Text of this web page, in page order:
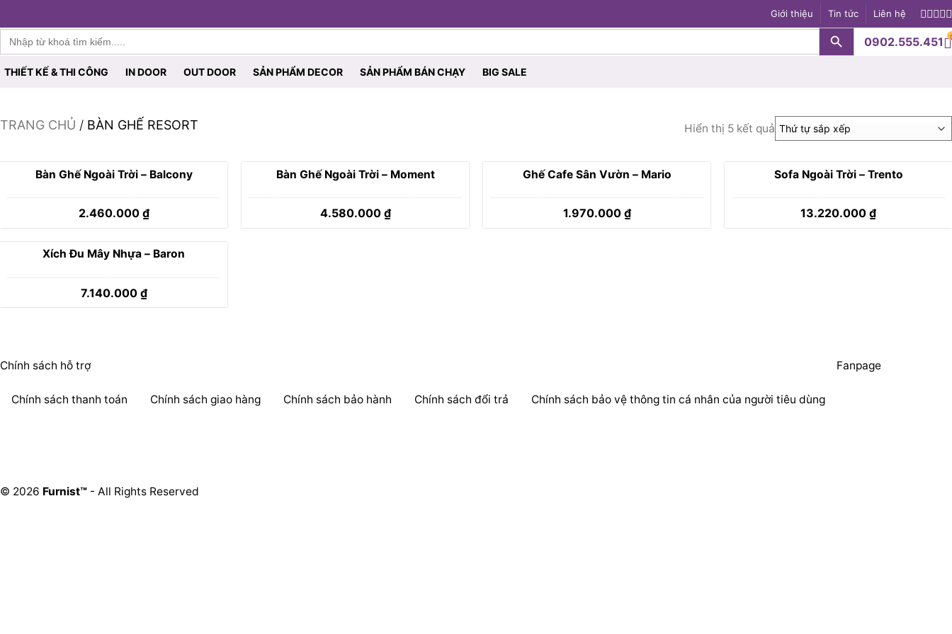
Giới thiệu Tin tức Liên hệ
Search
for:
Search Button
0902.555.4510
THIẾT KẾ & THI CÔNG IN DOOR OUT DOOR SẢN PHẨM DECOR SẢN PHẨM BÁN CHẠY BIG SALE
TRANG CHỦ BÀN GHẾ RESORT Hiển thị 5 kết quả
Bàn Ghế Ngoài Trời – Balcony
2.460.000 ₫
Bàn Ghế Ngoài Trời – Moment
4.580.000 ₫
Ghế Cafe Sân Vườn – Mario
1.970.000 ₫
Sofa Ngoài Trời – Trento
13.220.000 ₫
Xích Đu Mây Nhựa – Baron
7.140.000 ₫
Chính sách hỗ trợ
Chính sách thanh toán Chính sách giao hàng Chính sách bảo hành Chính sách đổi trả Chính sách bảo vệ thông tin cá nhân của người tiêu dùng
Fanpage
© 2026 Furnist™ - All Rights Reserved